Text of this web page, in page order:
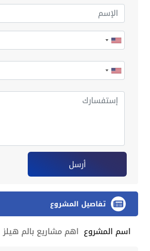
أرسل
تفاصيل المشروع
اسم المشروع اهم مشاريع بالم هيلز